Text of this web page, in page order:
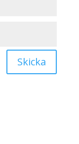
Skicka